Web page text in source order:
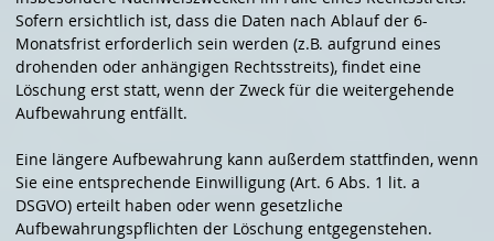
Sofern ersichtlich ist, dass die Daten nach Ablauf der 6-
Monatsfrist erforderlich sein werden (z.B. aufgrund eines
drohenden oder anhängigen Rechtsstreits), findet eine
Löschung erst statt, wenn der Zweck für die weitergehende
Aufbewahrung entfällt.
Eine längere Aufbewahrung kann außerdem stattfinden, wenn
Sie eine entsprechende Einwilligung (Art. 6 Abs. 1 lit. a
DSGVO) erteilt haben oder wenn gesetzliche
Aufbewahrungspflichten der Löschung entgegenstehen.